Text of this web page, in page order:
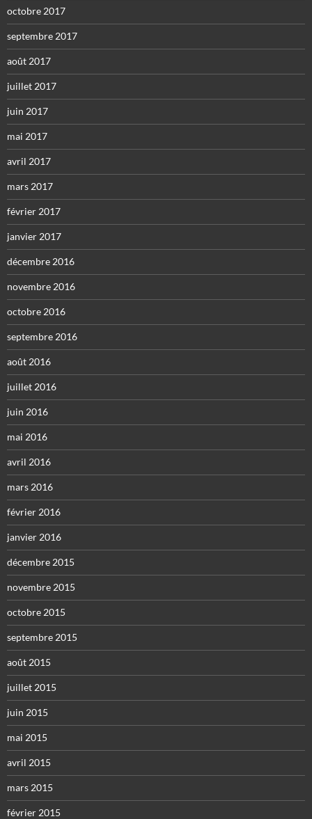
octobre 2017
septembre 2017
août 2017
juillet 2017
juin 2017
mai 2017
avril 2017
mars 2017
février 2017
janvier 2017
décembre 2016
novembre 2016
octobre 2016
septembre 2016
août 2016
juillet 2016
juin 2016
mai 2016
avril 2016
mars 2016
février 2016
janvier 2016
décembre 2015
novembre 2015
octobre 2015
septembre 2015
août 2015
juillet 2015
juin 2015
mai 2015
avril 2015
mars 2015
février 2015